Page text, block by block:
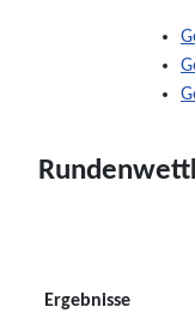
Ergebnisse